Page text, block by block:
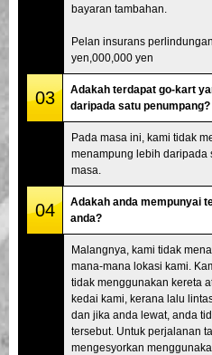
bayaran tambahan.
Pelan insurans
yen,000,000 yen
03
Adakah terdapat go-kart
daripada satu penumpang?
Pada masa ini, kami tidak
menampung lebih daripada
masa.
04
Adakah anda mempunyai
anda?
Malangnya, kami tidak
mana-mana lokasi kami.
tidak menggunakan kereta
kedai kami, kerana lalu
dan jika anda lewat, anda
tersebut. Untuk perjalanan
mengesyorkan